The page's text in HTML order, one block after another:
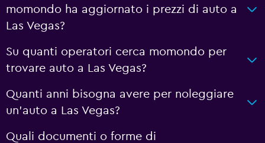
momondo ha aggiornato i prezzi di auto a
Las Vegas?
Su quanti operatori cerca momondo per
trovare auto a Las Vegas?
Quanti anni bisogna avere per noleggiare
un'auto a Las Vegas?
Quali documenti o forme di